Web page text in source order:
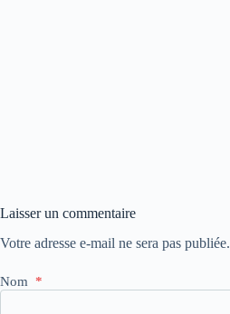
Laisser un commentaire
Votre adresse e-mail ne sera pas publiée.
Nom *